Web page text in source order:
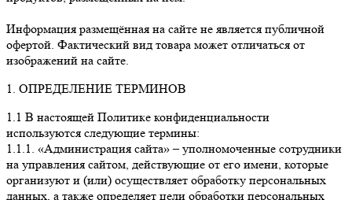
Информация размещённая на сайте не является публичной
офертой. Фактический вид товара может отличаться от
изображений на сайте.
1. ОПРЕДЕЛЕНИЕ ТЕРМИНОВ
1.1 В настоящей Политике конфиденциальности
используются следующие термины:
1.1.1. «Администрация сайта» – уполномоченные сотрудники
на управления сайтом, действующие от его имени, которые
организуют и (или) осуществляет обработку персональных
данных, а также определяет цели обработки персональных